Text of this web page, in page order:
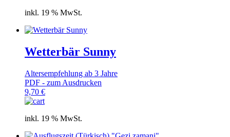
inkl. 19 % MwSt.
Wetterbär Sunny
Altersempfehlung ab 3 Jahre
PDF - zum Ausdrucken
9,70 €
inkl. 19 % MwSt.